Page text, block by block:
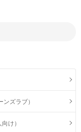
ズラブ）
け）